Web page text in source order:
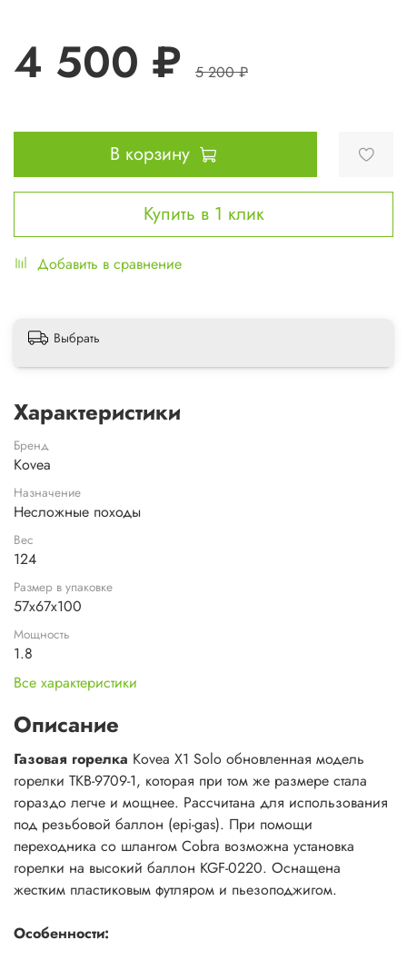
4 500 ₽ 5 200 ₽
В корзину
Купить в 1 клик
Добавить в сравнение
Выбрать
Характеристики
Бренд
Kovea
Назначение
Несложные походы
Вес
124
Размер в упаковке
57х67х100
Мощность
1.8
Все характеристики
Описание
Газовая горелка Kovea X1 Solo обновленная модель
горелки TKB-9709-1, которая при том же размере стала
гораздо легче и мощнее. Рассчитана для использования
под резьбовой баллон (epi-gas). При помощи
переходника со шлангом Cobra возможна установка
горелки на высокий баллон KGF-0220. Оснащена
жестким пластиковым футляром и пьезоподжигом.
Особенности: